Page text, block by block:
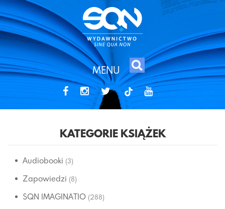
MENU
tiktok
KATEGORIE KSIĄŻEK
Audiobooki (3)
Zapowiedzi (8)
SQN IMAGINATIO (288)